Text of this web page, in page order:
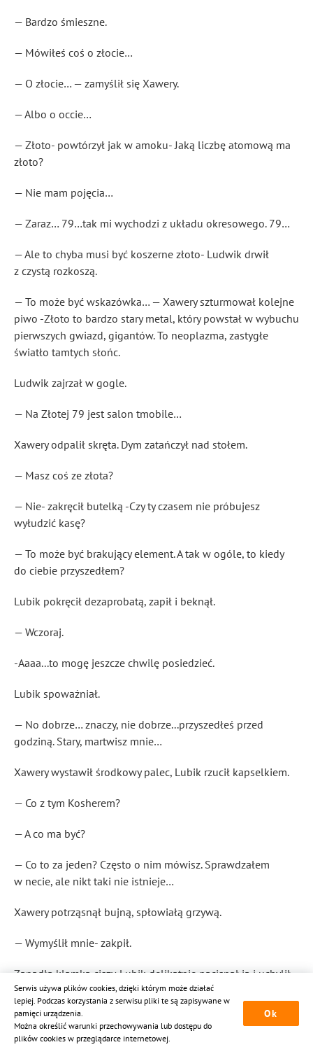
— Bardzo śmieszne.
— Mówiłeś coś o złocie…
— O złocie… — zamyślił się Xawery.
— Albo o occie…
— Złoto- powtórzył jak w amoku- Jaką liczbę atomową ma
złoto?
— Nie mam pojęcia…
— Zaraz… 79…tak mi wychodzi z układu okresowego. 79…
— Ale to chyba musi być koszerne złoto- Ludwik drwił
z czystą rozkoszą.
— To może być wskazówka… — Xawery szturmował kolejne
piwo -Złoto to bardzo stary metal, który powstał w wybuchu
pierwszych gwiazd, gigantów. To neoplazma, zastygłe
światło tamtych słońc.
Ludwik zajrzał w gogle.
— Na Złotej 79 jest salon tmobile…
Xawery odpalił skręta. Dym zatańczył nad stołem.
— Masz coś ze złota?
— Nie- zakręcił butelką -Czy ty czasem nie próbujesz
wyłudzić kasę?
— To może być brakujący element. A tak w ogóle, to kiedy
do ciebie przyszedłem?
Lubik pokręcił dezaprobatą, zapił i beknął.
— Wczoraj.
-Aaaa...to mogę jeszcze chwilę posiedzieć.
Lubik spoważniał.
— No dobrze… znaczy, nie dobrze...przyszedłeś przed
godziną. Stary, martwisz mnie…
Xawery wystawił środkowy palec, Lubik rzucił kapselkiem.
— Co z tym Kosherem?
— A co ma być?
— Co to za jeden? Często o nim mówisz. Sprawdzałem
w necie, ale nikt taki nie istnieje…
Xawery potrząsnął bujną, spłowiałą grzywą.
— Wymyślił mnie- zakpił.
Zapadła klamka ciszy. Lubik delikatnie nacisnął ją i uchylił
usta.
— A nie ty jego?
Serwis używa plików cookies, dzięki którym może działać
lepiej. Podczas korzystania z serwisu pliki te są zapisywane w
pamięci urządzenia.
Można określić warunki przechowywania lub dostępu do
plików cookies w przeglądarce internetowej.
Ok